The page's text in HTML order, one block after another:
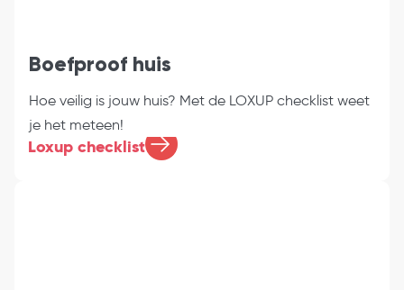
Boefproof huis
Hoe veilig is jouw huis? Met de LOXUP checklist weet
je het meteen!
Loxup checklist